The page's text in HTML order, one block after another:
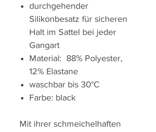
durchgehender
Silikonbesatz für sicheren
Halt im Sattel bei jeder
Gangart
Material: 88% Polyester,
12% Elastane
waschbar bis 30°C
Farbe: black
Mit ihrer schmeichelhaften